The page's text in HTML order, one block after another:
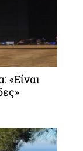
«Είναι